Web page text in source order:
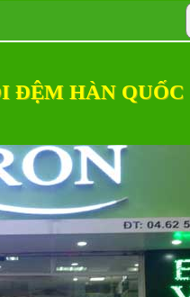
ĐỆM HÀN